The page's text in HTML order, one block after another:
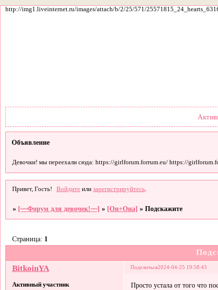
http://img1.liveinternet.ru/images/attach/b/2/25/571/
Объявление
Девочки! мы переехали сюда: https://girlforum.forrum.eu/ https://
Привет, Гость! Войдите илизарегистрируйтесь
» [~~Форум для девочек!~~] » [Он+Она] »Подскажите
Страница: 1
Поделиться2024-04-25 19:58:43
BitkoinYA
Активный участник Просто устала от того что